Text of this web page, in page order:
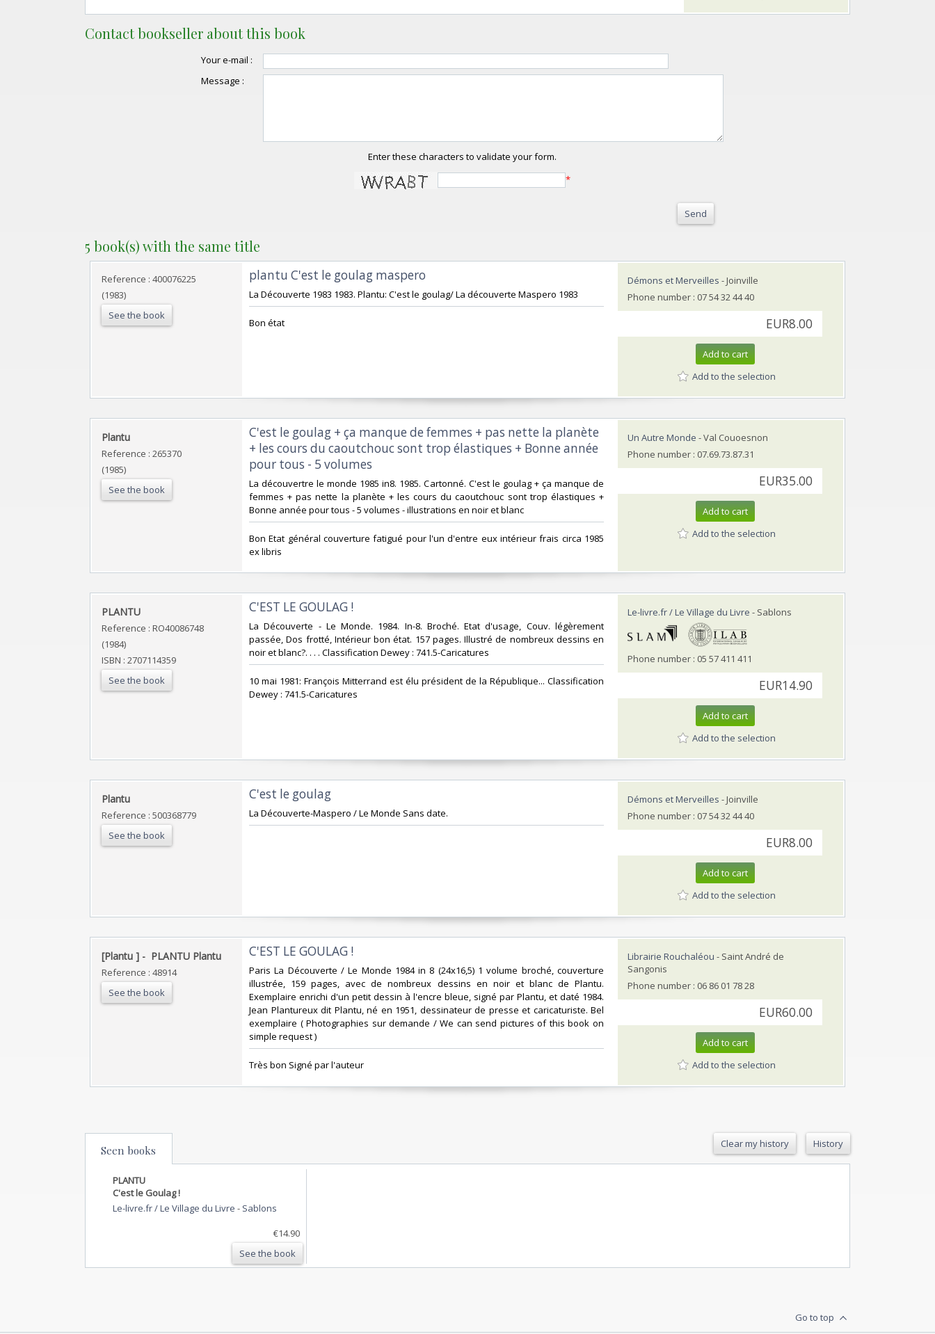
Contact bookseller about this book
Your e-mail :
Message :
Enter these characters to validate your form.
*
Send
5 book(s) with the same title
Reference : 400076225
(1983)
See the book
‎plantu C'est le goulag maspero‎
‎La Découverte 1983 1983. Plantu: C'est le goulag/ La découverte Maspero 1983‎
‎Bon état‎
Démons et Merveilles - Joinville
Phone number : 07 54 32 44 40
EUR8.00
Add to cart
Add to the selection
‎Plantu‎
Reference : 265370
(1985)
See the book
‎C'est le goulag + ça manque de femmes + pas nette la planète
+ les cours du caoutchouc sont trop élastiques + Bonne année
pour tous - 5 volumes‎
‎La découvertre le monde 1985 in8. 1985. Cartonné. C'est le goulag + ça manque de
femmes + pas nette la planète + les cours du caoutchouc sont trop élastiques +
Bonne année pour tous - 5 volumes - illustrations en noir et blanc‎
‎Bon Etat général couverture fatigué pour l'un d'entre eux intérieur frais circa 1985
ex libris‎
Un Autre Monde - Val Couoesnon
Phone number : 07.69.73.87.31
EUR35.00
Add to cart
Add to the selection
‎PLANTU‎
Reference : RO40086748
(1984)
ISBN : 2707114359
See the book
‎C'EST LE GOULAG !‎
‎La Découverte - Le Monde. 1984. In-8. Broché. Etat d'usage, Couv. légèrement
passée, Dos frotté, Intérieur bon état. 157 pages. Illustré de nombreux dessins en
noir et blanc?. . . . Classification Dewey : 741.5-Caricatures‎
‎10 mai 1981: François Mitterrand est élu président de la République... Classification
Dewey : 741.5-Caricatures‎
Le-livre.fr / Le Village du Livre - Sablons
Phone number : 05 57 411 411
EUR14.90
Add to cart
Add to the selection
‎Plantu‎
Reference : 500368779
See the book
‎C'est le goulag‎
‎La Découverte-Maspero / Le Monde Sans date.‎
Démons et Merveilles - Joinville
Phone number : 07 54 32 44 40
EUR8.00
Add to cart
Add to the selection
‎[Plantu ] - ‎ ‎PLANTU Plantu ‎
Reference : 48914
See the book
‎C'EST LE GOULAG ! ‎
‎Paris La Découverte / Le Monde 1984 in 8 (24x16,5) 1 volume broché, couverture
illustrée, 159 pages, avec de nombreux dessins en noir et blanc de Plantu.
Exemplaire enrichi d'un petit dessin à l'encre bleue, signé par Plantu, et daté 1984.
Jean Plantureux dit Plantu, né en 1951, dessinateur de presse et caricaturiste. Bel
exemplaire ( Photographies sur demande / We can send pictures of this book on
simple request ) ‎
‎Très bon Signé par l'auteur ‎
Librairie Rouchaléou - Saint André de
Sangonis
Phone number : 06 86 01 78 28
EUR60.00
Add to cart
Add to the selection
Seen books Clear my history History
PLANTU
C'est le Goulag !
Le-livre.fr / Le Village du Livre - Sablons
€14.90
See the book
Go to top